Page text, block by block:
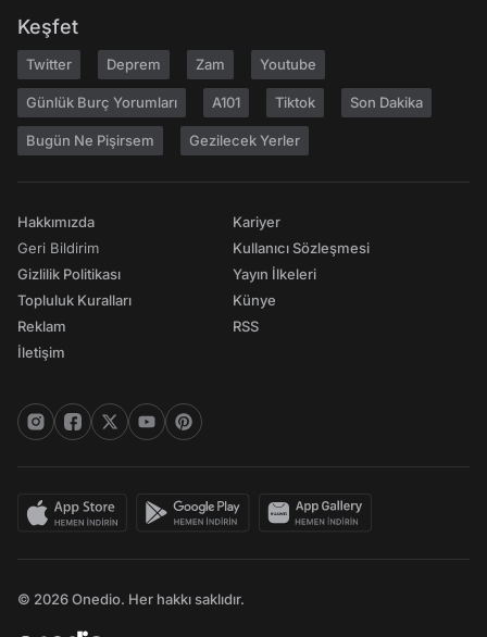
Keşfet
Twitter Deprem Zam Youtube
Günlük Burç Yorumları A101 Tiktok Son Dakika
Bugün Ne Pişirsem Gezilecek Yerler
Hakkımızda
Geri Bildirim
Gizlilik Politikası
Topluluk Kuralları
Reklam
İletişim
Kariyer
Kullanıcı Sözleşmesi
Yayın İlkeleri
Künye
RSS
© 2026 Onedio. Her hakkı saklıdır.